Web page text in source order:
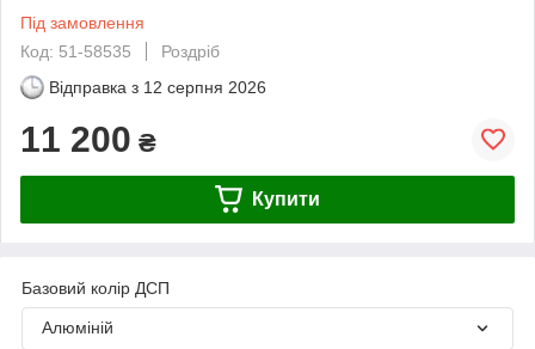
Під замовлення
Код: 51-58535
Роздріб
Відправка з 12 серпня 2026
11 200 ₴
Купити
Базовий колір ДСП
Алюміній